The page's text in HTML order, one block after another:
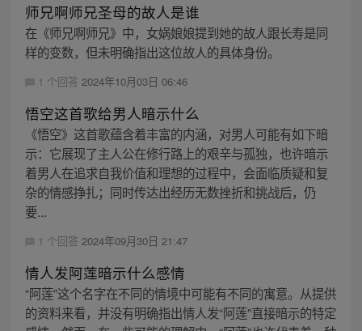
师兄啊师兄圣母的故人是谁
在《师兄啊师兄》中，女娲娘娘提到她的故人跟长寿是同
样的变数，但未明确指出这位故人的具体身份。
1 个回答 2024年10月03日 06:46
悟空这首歌给男人暗示什么
《悟空》这首歌蕴含着丰富的内涵，对男人可能有如下暗
示：它展现了主人公在修行路上的艰辛与孤独，也许暗示
着男人在追求自我价值和理想的过程中，会面临质疑和复
杂的情感挣扎；同时传达出经历无数挫折和挑战后，仍
要...
1 个回答 2024年09月30日 21:47
情人发阿莲暗示什么感情
“阿莲”这个名字在不同的情境中可能有不同的寓意。从提供
的资料来看，并没有明确指出情人发“阿莲”直接暗示的特定